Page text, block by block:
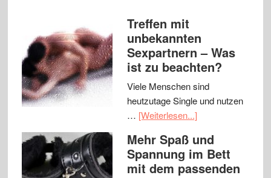
Treffen mit
unbekannten
Sexpartnern – Was
ist zu beachten?
Viele Menschen sind
heutzutage Single und nutzen
… [Weiterlesen...]
Mehr Spaß und
Spannung im Bett
mit dem passenden